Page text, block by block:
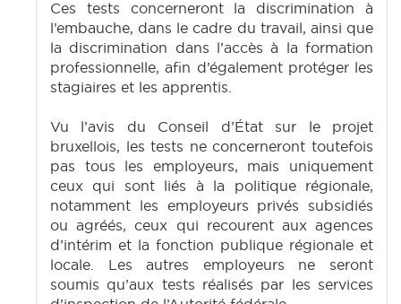
Ces tests concerneront la discrimination à
l’embauche, dans le cadre du travail, ainsi que
la discrimination dans l’accès à la formation
professionnelle, afin d’également protéger les
stagiaires et les apprentis.
Vu l’avis du Conseil d’État sur le projet
bruxellois, les tests ne concerneront toutefois
pas tous les employeurs, mais uniquement
ceux qui sont liés à la politique régionale,
notamment les employeurs privés subsidiés
ou agréés, ceux qui recourent aux agences
d’intérim et la fonction publique régionale et
locale. Les autres employeurs ne seront
soumis qu’aux tests réalisés par les services